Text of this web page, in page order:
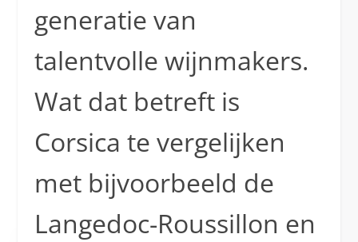
generatie van
talentvolle wijnmakers.
Wat dat betreft is
Corsica te vergelijken
met bijvoorbeeld de
Langedoc-Roussillon en